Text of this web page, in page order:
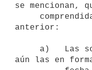
se mencionan,
anterior:
aún las en